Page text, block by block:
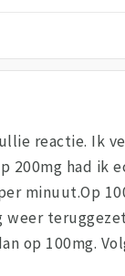
reactie. Ik
200mg had ik
minuut.Op
weer
op 100mg.